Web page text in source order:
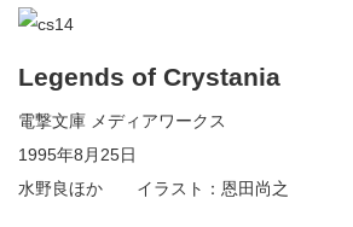
Legends of Crystania
電撃文庫 メディアワークス
1995年8月25日
水野良ほか イラスト：恩田尚之